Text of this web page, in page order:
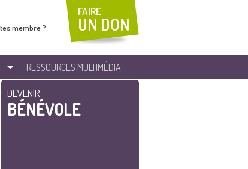
RESSOURCES MULTIMÉDIA
membre ?
FAIRE
UN DON
DEVENIR
BÉNÉVOLE